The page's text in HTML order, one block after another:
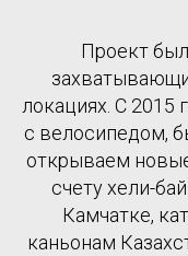
Проект
локациях. С
с велосипедом,
открываем
счету хели-
Камчатке,
каньонам